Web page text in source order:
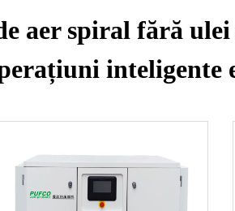
aer spiral fără
inteligente